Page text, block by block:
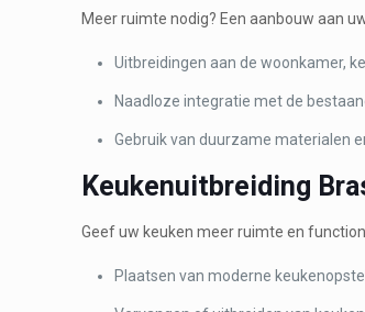
Meer ruimte nodig? Een aanbouw aan
Uitbreidingen aan de woonkamer,
Naadloze integratie met de
Gebruik van duurzame materialen
Keukenuitbreiding
Geef uw keuken meer ruimte en
Plaatsen van moderne